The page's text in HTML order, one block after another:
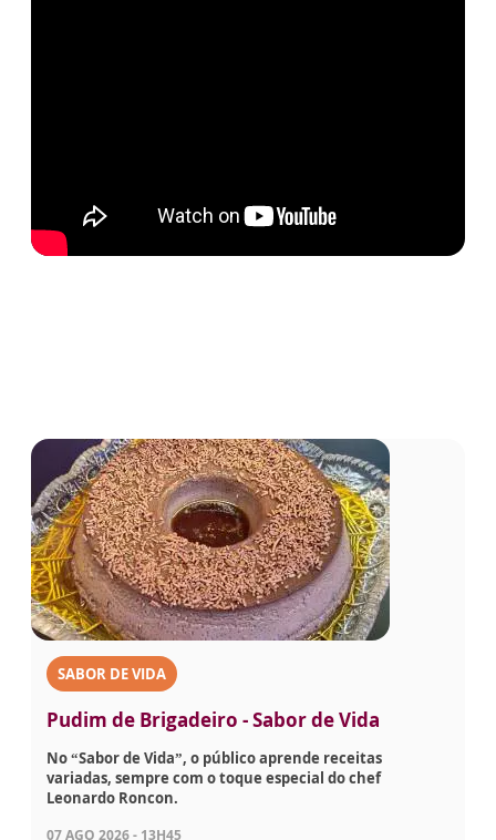
SABOR DE VIDA
Pudim de Brigadeiro - Sabor de Vida
No “Sabor de Vida”, o público aprende receitas
variadas, sempre com o toque especial do chef
Leonardo Roncon.
07 AGO 2026 - 13H45